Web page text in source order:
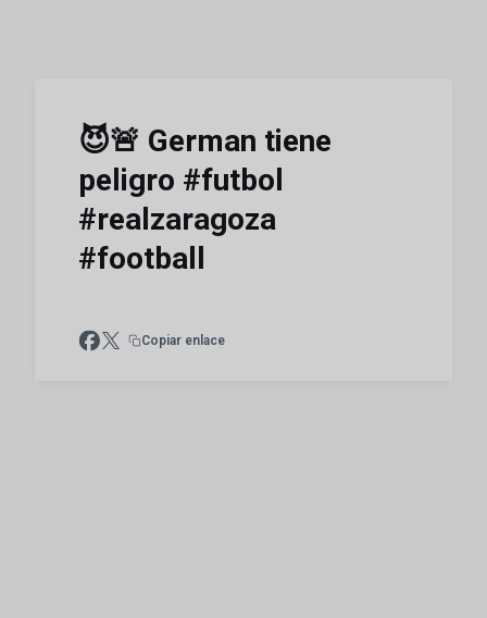
😈🚨 German tiene
peligro #futbol
#realzaragoza
#football
Copiar enlace